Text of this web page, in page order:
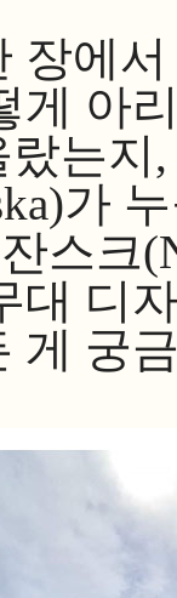
장에
게 아
는
가
스크
대 디
게 궁